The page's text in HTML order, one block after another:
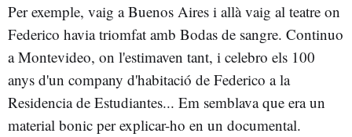
Per exemple, vaig a Buenos Aires i allà vaig al teatre on
Federico havia triomfat amb Bodas de sangre. Continuo
a Montevideo, on l'estimaven tant, i celebro els 100
anys d'un company d'habitació de Federico a la
Residencia de Estudiantes... Em semblava que era un
material bonic per explicar-ho en un documental.